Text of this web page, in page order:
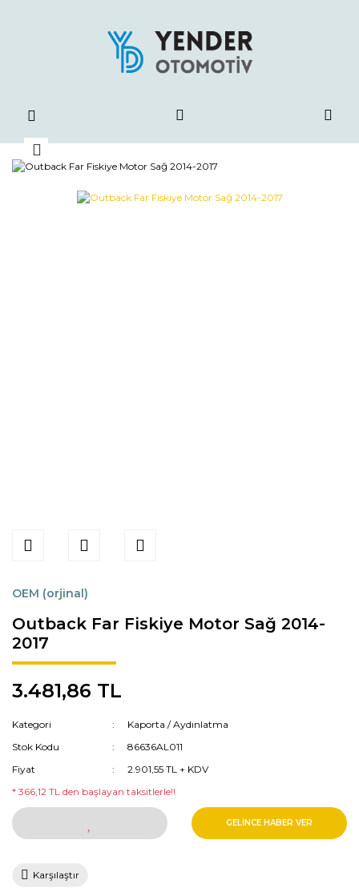
OEM (orjinal)
Outback Far Fiskiye Motor Sağ 2014-
2017
3.481,86 TL
Kategori
Kaporta / Aydınlatma
Stok Kodu
86636AL011
Fiyat
2.901,55 TL + KDV
* 366,12 TL den başlayan taksitlerle!!
GELİNCE HABER VER
Karşılaştır